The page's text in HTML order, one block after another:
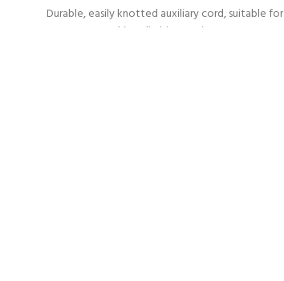
Durable, easily knotted auxiliary cord, suitable for
attaching climbing equipment.